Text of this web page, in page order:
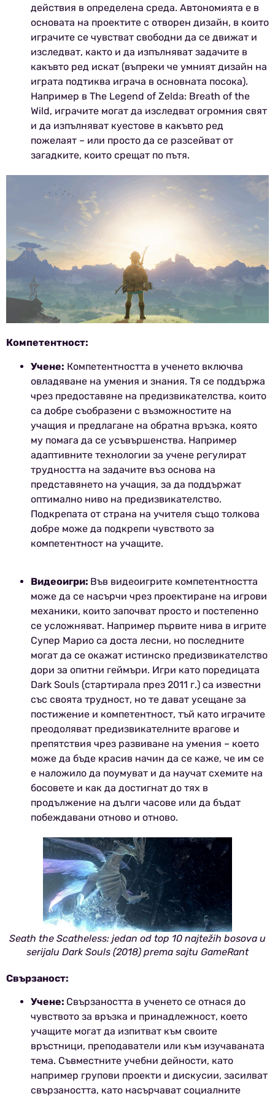
действия в определена среда. Автономията е в
основата на проектите с отворен дизайн, в които
играчите се чувстват свободни да се движат и
изследват, както и да изпълняват задачите в
какъвто ред искат (въпреки че умният дизайн на
играта подтиква играча в основната посока).
Например в The Legend of Zelda: Breath of the
Wild, играчите могат да изследват огромния свят
и да изпълняват куестове в какъвто ред
пожелаят – или просто да се разсейват от
загадките, които срещат по пътя.
Компетентност:
Учене: Компетентността в ученето включва
овладяване на умения и знания. Тя се поддържа
чрез предоставяне на предизвикателства, които
са добре съобразени с възможностите на
учащия и предлагане на обратна връзка, която
му помага да се усъвършенства. Например
адаптивните технологии за учене регулират
трудността на задачите въз основа на
представянето на учащия, за да поддържат
оптимално ниво на предизвикателство.
Подкрепата от страна на учителя също толкова
добре може да подкрепи чувството за
компетентност на учащите.
Видеоигри: Във видеоигрите компетентността
може да се насърчи чрез проектиране на игрови
механики, които започват просто и постепенно
се усложняват. Например първите нива в игрите
Супер Марио са доста лесни, но последните
могат да се окажат истинско предизвикателство
дори за опитни геймъри. Игри като поредицата
Dark Souls (стартирала през 2011 г.) са известни
със своята трудност, но те дават усещане за
постижение и компетентност, тъй като играчите
преодоляват предизвикателните врагове и
препятствия чрез развиване на умения – което
може да бъде красив начин да се каже, че им се
е наложило да поумуват и да научат схемите на
босовете и как да достигнат до тях в
продължение на дълги часове или да бъдат
побеждавани отново и отново.
Seath the Scatheless: jedan od top 10 najtežih bosova u
serijalu Dark Souls (2018) prema sajtu GameRant
Свързаност:
Учене: Свързаността в ученето се отнася до
чувството за връзка и принадлежност, което
учащите могат да изпитват към своите
връстници, преподаватели или към изучаваната
тема. Съвместните учебни дейности, като
например групови проекти и дискусии, засилват
свързаността, като насърчават социалните